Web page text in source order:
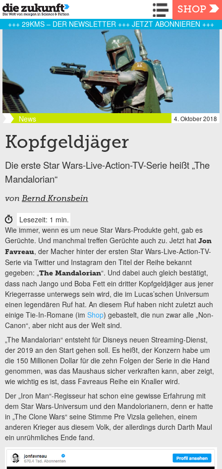
Navigation
SHOP
+++ 29KMS – DER NEWSLETTER +++ JETZT ABONNIEREN +++
News 4. Oktober 2018
Kopfgeldjäger
Die erste Star Wars-Live-Action-TV-Serie heißt „The
Mandalorian“
von Bernd Kronsbein
Lesezeit: 1 min.
Wie immer, wenn es um neue Star Wars-Produkte geht, gab es
Gerüchte. Und manchmal treffen Gerüchte auch zu. Jetzt hat Jon
Favreau, der Macher hinter der ersten Star Wars-Live-Action-TV-
Serie via Twitter und Instagram den Titel der Reihe bekannt
gegeben: „The Mandalorian“. Und dabei auch gleich bestätigt,
dass nach Jango und Boba Fett ein dritter Kopfgeldjäger aus jener
Kriegerrasse unterwegs sein wird, die im Lucas’schen Universum
einen legendären Ruf hat. An diesem Ruf haben nicht zuletzt auch
einige Tie-In-Romane (im Shop) gebastelt, die nun zwar alle „Non-
Canon“, aber nicht aus der Welt sind.
„The Mandalorian“ entsteht für Disneys neuen Streaming-Dienst,
der 2019 an den Start gehen soll. Es heißt, der Konzern habe um
die 150 Millionen Dollar für die zehn Folgen der Serie in die Hand
genommen, was das Maushaus sicher verkraften kann, aber zeigt,
wie wichtig es ist, dass Favreaus Reihe ein Knaller wird.
Der „Iron Man“-Regisseur hat schon eine gewisse Erfahrung mit
dem Star Wars-Universum und den Mandolorianern, denn er hatte
in „The Clone Wars“ seine Stimme Pre Vizsla geliehen, einem
anderen Krieger aus diesem Volk, der allerdings durch Darth Maul
ein unrühmliches Ende fand.